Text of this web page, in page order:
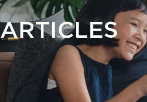
ARTICLES